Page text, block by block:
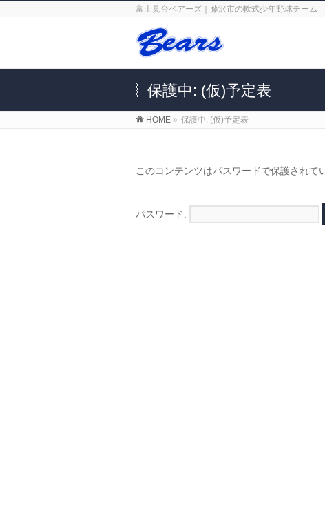
富士見台ベアーズ｜藤沢市の軟式少年野球チーム
保護中: (仮)予定表
HOME » 保護中: (仮)予定表
このコンテンツはパスワードで保護されて
パスワード: